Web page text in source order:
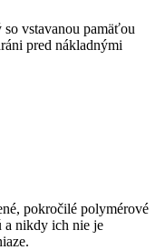
vstavanou pamäťou
pred nákladnými
pokročilé polymérové
a nikdy ich nie je